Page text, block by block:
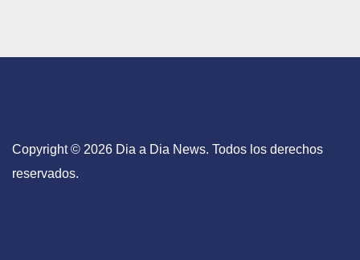
Copyright © 2026 Dia a Dia News. Todos los derechos
reservados.